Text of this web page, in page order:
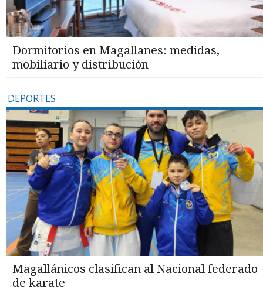
Dormitorios en Magallanes: medidas,
mobiliario y distribución
DEPORTES
Magallánicos clasifican al Nacional federado
de karate